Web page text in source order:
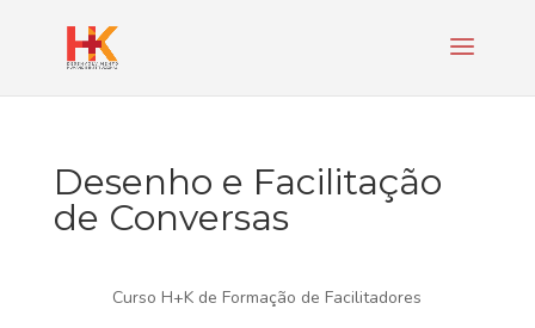
Desenho e Facilitação
de Conversas
Curso H+K de Formação de Facilitadores